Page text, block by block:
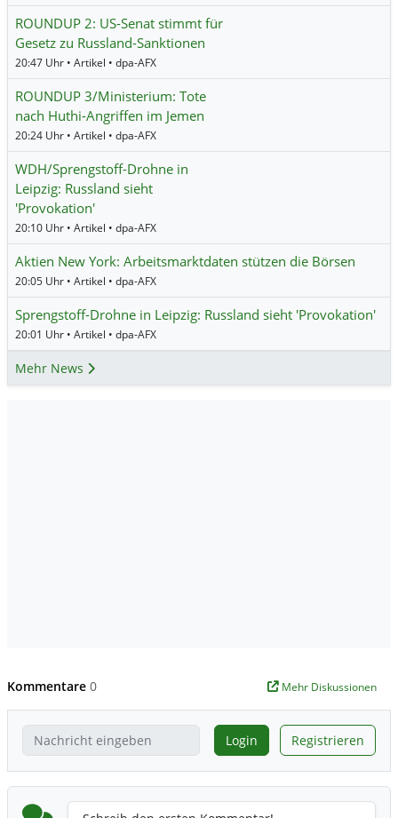
ROUNDUP 2: US-Senat stimmt für
Gesetz zu Russland-Sanktionen
20:47 Uhr • Artikel • dpa-AFX
ROUNDUP 3/Ministerium: Tote
nach Huthi-Angriffen im Jemen
20:24 Uhr • Artikel • dpa-AFX
WDH/Sprengstoff-Drohne in
Leipzig: Russland sieht
'Provokation'
20:10 Uhr • Artikel • dpa-AFX
Aktien New York: Arbeitsmarktdaten stützen die Börsen
20:05 Uhr • Artikel • dpa-AFX
Sprengstoff-Drohne in Leipzig: Russland sieht 'Provokation'
20:01 Uhr • Artikel • dpa-AFX
Mehr News
Kommentare 0 Mehr Diskussionen
Login Registrieren